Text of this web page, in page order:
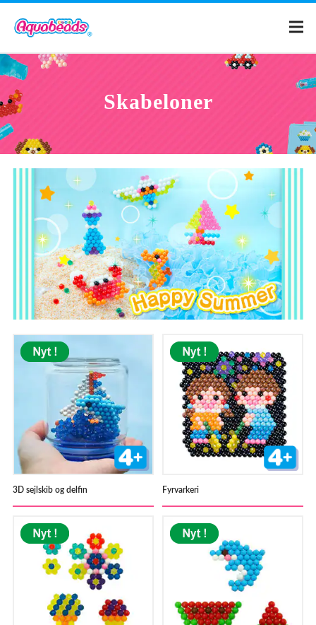
Hvad er Aquabeads?
Videoer
Til forældre
Skabeloner
3D sejlskib og delfin Fyrvarkeri